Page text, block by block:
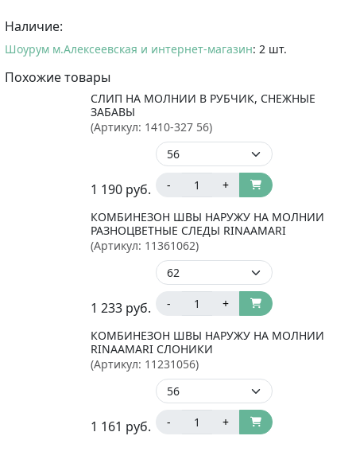
Наличие:
Шоурум м.Алексеевская и интернет-магазин: 2 шт.
Похожие товары
СЛИП НА МОЛНИИ В РУБЧИК, СНЕЖНЫЕ
ЗАБАВЫ
(Артикул: 1410-327 56)
1 190 руб. - +
КОМБИНЕЗОН ШВЫ НАРУЖУ НА МОЛНИИ
РАЗНОЦВЕТНЫЕ СЛЕДЫ RINAAMARI
(Артикул: 11361062)
1 233 руб. - +
КОМБИНЕЗОН ШВЫ НАРУЖУ НА МОЛНИИ
RINAAMARI СЛОНИКИ
(Артикул: 11231056)
1 161 руб. - +